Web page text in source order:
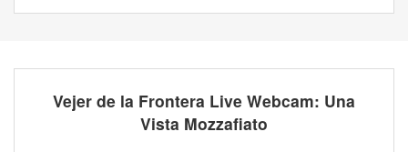
Vejer de la Frontera Live Webcam: Una
Vista Mozzafiato